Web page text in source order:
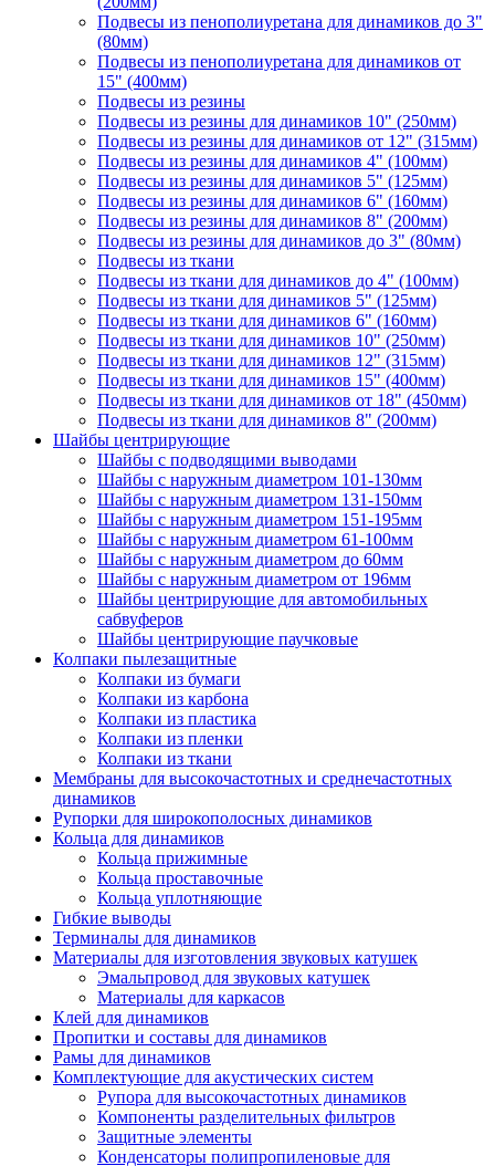
Подвесы из пенополиуретана для динамиков до 3"
(80мм)
Подвесы из пенополиуретана для динамиков от
15" (400мм)
Подвесы из резины
Подвесы из резины для динамиков 10" (250мм)
Подвесы из резины для динамиков от 12" (315мм)
Подвесы из резины для динамиков 4" (100мм)
Подвесы из резины для динамиков 5" (125мм)
Подвесы из резины для динамиков 6" (160мм)
Подвесы из резины для динамиков 8" (200мм)
Подвесы из резины для динамиков до 3" (80мм)
Подвесы из ткани
Подвесы из ткани для динамиков до 4" (100мм)
Подвесы из ткани для динамиков 5" (125мм)
Подвесы из ткани для динамиков 6" (160мм)
Подвесы из ткани для динамиков 10" (250мм)
Подвесы из ткани для динамиков 12" (315мм)
Подвесы из ткани для динамиков 15" (400мм)
Подвесы из ткани для динамиков от 18" (450мм)
Подвесы из ткани для динамиков 8" (200мм)
Шайбы центрирующие
Шайбы с подводящими выводами
Шайбы с наружным диаметром 101-130мм
Шайбы с наружным диаметром 131-150мм
Шайбы с наружным диаметром 151-195мм
Шайбы с наружным диаметром 61-100мм
Шайбы с наружным диаметром до 60мм
Шайбы с наружным диаметром от 196мм
Шайбы центрирующие для автомобильных
сабвуферов
Шайбы центрирующие паучковые
Колпаки пылезащитные
Колпаки из бумаги
Колпаки из карбона
Колпаки из пластика
Колпаки из пленки
Колпаки из ткани
Мембраны для высокочастотных и среднечастотных
динамиков
Рупорки для широкополосных динамиков
Кольца для динамиков
Кольца прижимные
Кольца проставочные
Кольца уплотняющие
Гибкие выводы
Терминалы для динамиков
Материалы для изготовления звуковых катушек
Эмальпровод для звуковых катушек
Материалы для каркасов
Клей для динамиков
Пропитки и составы для динамиков
Рамы для динамиков
Комплектующие для акустических систем
Рупора для высокочастотных динамиков
Компоненты разделительных фильтров
Защитные элементы
Конденсаторы полипропиленовые для